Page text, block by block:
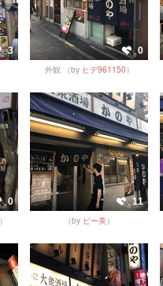
3 0
外観 （by ヒデ961150）
0
）
11
（by ビー美）